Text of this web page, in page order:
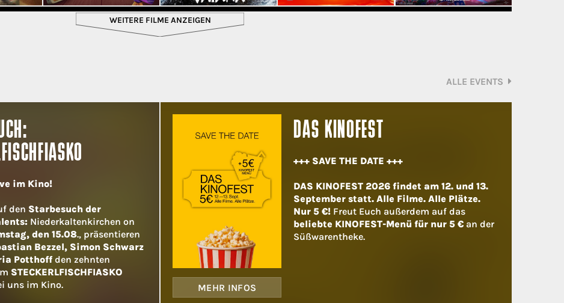
WEITERE FILME ANZEIGEN
ALLE EVENTS
im Kino!
den Starbesuch der
Niederkaltenkirchen on
den 15.08., präsentieren
Bezzel, Simon Schwarz
Potthoffden zehnten
STECKERLFISCHFIASKO
uns im Kino.
MEHR INFOS
DAS KINOFEST
+++ SAVE THE DATE +++
DAS KINOFEST 2026 findet am 12. und 13.
September statt. Alle Filme. Alle Plätze.
Nur 5 €! Freut Euch außerdem auf das
beliebte KINOFEST-Menü für nur 5 € an der
Süßwarentheke.